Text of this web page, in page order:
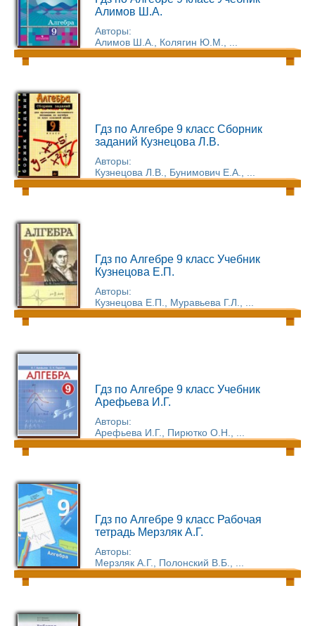
Алимов Ш.А.
Авторы:
Алимов Ш.А., Колягин Ю.М., ...
Гдз по Алгебре 9 класс Сборник
заданий Кузнецова Л.В.
Авторы:
Кузнецова Л.В., Бунимович Е.А., ...
Гдз по Алгебре 9 класс Учебник
Кузнецова Е.П.
Авторы:
Кузнецова Е.П., Муравьева Г.Л., ...
Гдз по Алгебре 9 класс Учебник
Арефьева И.Г.
Авторы:
Арефьева И.Г., Пирютко О.Н., ...
Гдз по Алгебре 9 класс Рабочая
тетрадь Мерзляк А.Г.
Авторы:
Мерзляк А.Г., Полонский В.Б., ...